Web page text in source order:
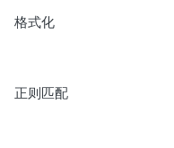
格式化
正则匹配